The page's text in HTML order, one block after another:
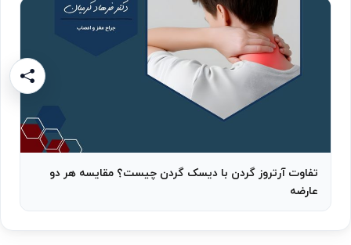
تفاوت آرتروز گردن با دیسک گردن چیست؟ مقایسه هر دو
عارضه